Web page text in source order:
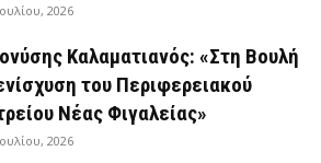
2026
Καλαματιανός: «Στη Βουλή
του Περιφερειακού
Νέας Φιγαλείας»
2026